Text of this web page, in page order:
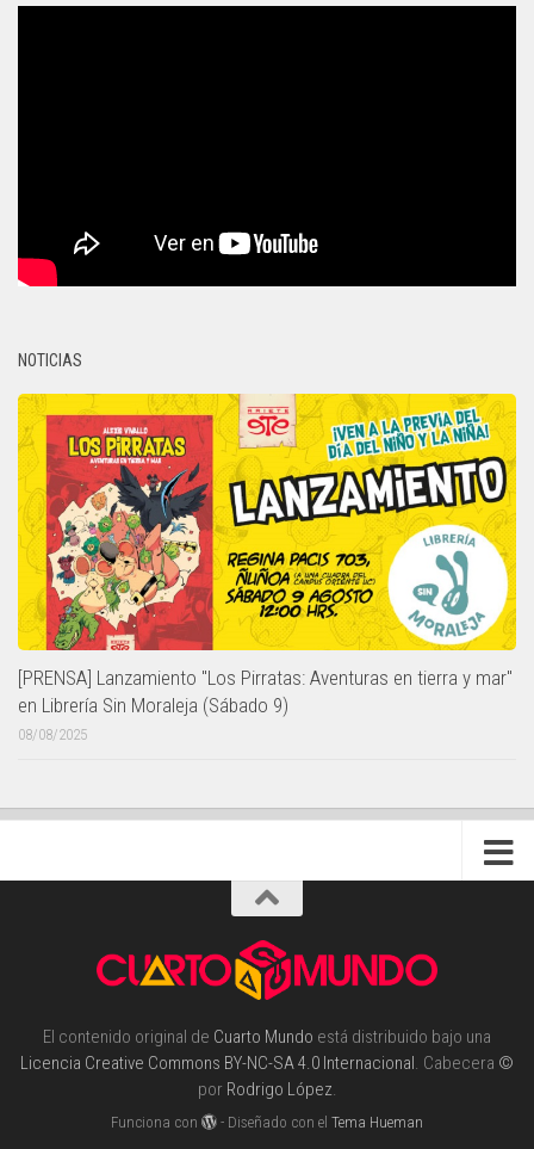
NOTICIAS
[PRENSA] Lanzamiento "Los Pirratas: Aventuras en tierra y mar"
en Librería Sin Moraleja (Sábado 9)
08/08/2025
El contenido original de Cuarto Mundo está distribuido bajo una
Licencia Creative Commons BY-NC-SA 4.0 Internacional. Cabecera ©
por Rodrigo López.
Funciona con - Diseñado con elTema Hueman